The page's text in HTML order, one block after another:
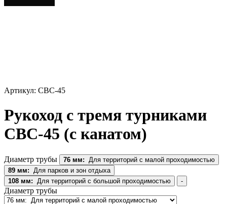
Артикул: СВС-45
Рукоход с тремя турниками
СВС-45 (с канатом)
Диаметр трубы 76 мм: Для территорий с малой проходимостью
89 мм: Для парков и зон отдыха
108 мм:
Для территорий с большой проходимостью -
Диаметр трубы